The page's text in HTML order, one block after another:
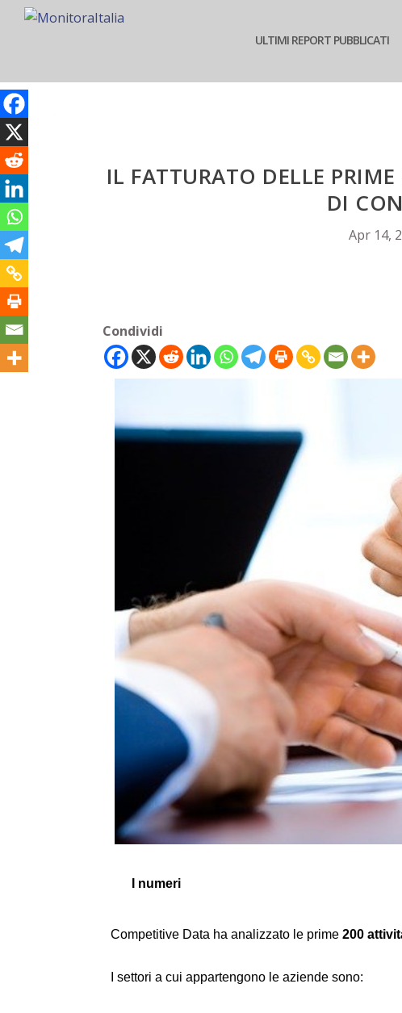
ULTIMI REPORT PUBBLICATI
IL FATTURATO DELLE
DI
Apr 14,
Condividi
I numeri
Competitive Data ha analizzato le prime200
I settori a cui appartengono le aziende sono: